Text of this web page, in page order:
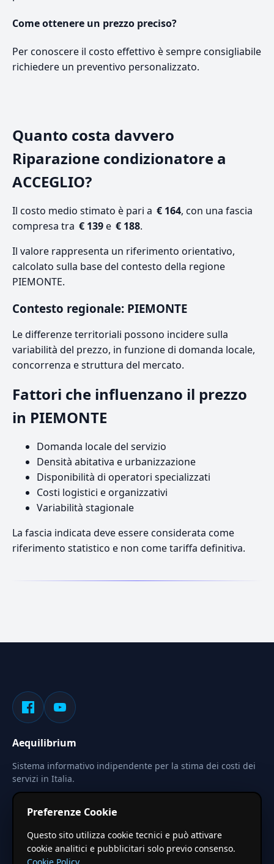
Come ottenere un prezzo preciso?
Per conoscere il costo effettivo è sempre consigliabile
richiedere un preventivo personalizzato.
Quanto costa davvero
Riparazione condizionatore a
ACCEGLIO?
Il costo medio stimato è pari a € 164, con una fascia
compresa tra € 139e € 188.
Il valore rappresenta un riferimento orientativo,
calcolato sulla base del contesto della regione
PIEMONTE.
Contesto regionale: PIEMONTE
Le differenze territoriali possono incidere sulla
variabilità del prezzo, in funzione di domanda locale,
concorrenza e struttura del mercato.
Fattori che influenzano il prezzo
in PIEMONTE
Domanda locale del servizio
Densità abitativa e urbanizzazione
Disponibilità di operatori specializzati
Costi logistici e organizzativi
Variabilità stagionale
La fascia indicata deve essere considerata come
riferimento statistico e non come tariffa definitiva.
Aequilibrium
Sistema informativo indipendente per la stima dei costi dei
servizi in Italia.
Le stime pubblicate sono calcolate tramite coefficienti
territoriali regionali applicati a valori base nazionali. Non
costituiscono preventivo ufficiale.
Preferenze Cookie
Questo sito utilizza cookie tecnici e può attivare
cookie analitici e pubblicitari solo previo consenso.